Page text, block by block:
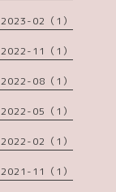
2023-02（1）
2022-11（1）
2022-08（1）
2022-05（1）
2022-02（1）
2021-11（1）